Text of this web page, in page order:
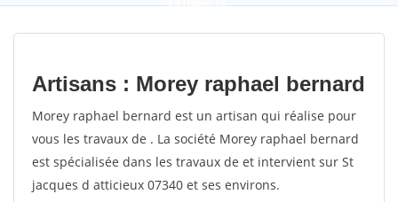
9,5(100%)75
votes
Artisans : Morey raphael bernard
Morey raphael bernard est un artisan qui réalise pour
vous les travaux de . La société Morey raphael bernard
est spécialisée dans les travaux de et intervient sur St
jacques d atticieux 07340 et ses environs.